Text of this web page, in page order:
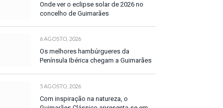
Onde ver o eclipse solar de 2026 no
concelho de Guimarães
6 AGOSTO, 2026
Os melhores hambúrgueres da
Península Ibérica chegam a Guimarães
5 AGOSTO, 2026
Com inspiração na natureza, o